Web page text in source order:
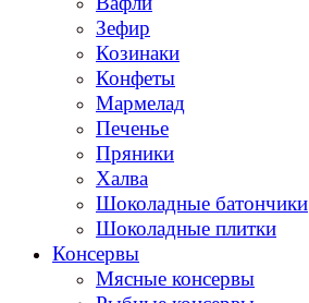
Зефир
Козинаки
Конфеты
Мармелад
Печенье
Пряники
Халва
Шоколадные батончики
Шоколадные плитки
Консервы
Мясные консервы